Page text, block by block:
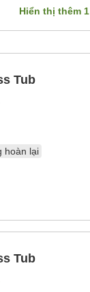
Hiển thị thêm 1
Tub
hoàn lại
Tub